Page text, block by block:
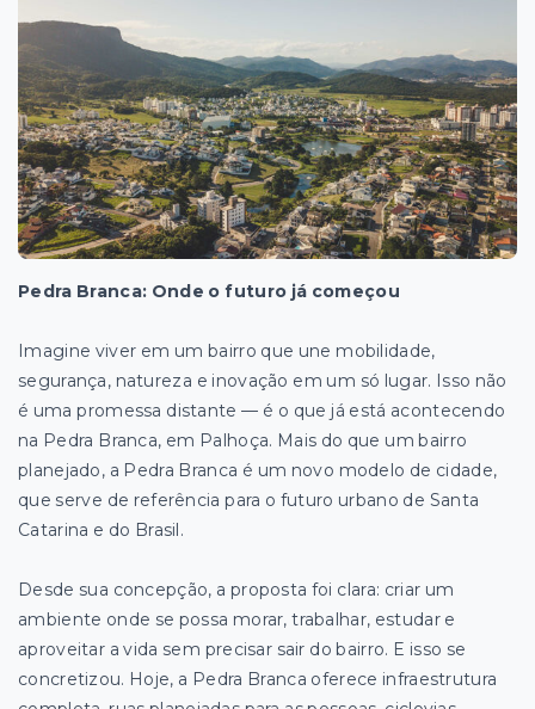
Pedra Branca: Onde o futuro já começou
Imagine viver em um bairro que une mobilidade,
segurança, natureza e inovação em um só lugar. Isso não
é uma promessa distante — é o que já está acontecendo
na Pedra Branca, em Palhoça. Mais do que um bairro
planejado, a Pedra Branca é um novo modelo de cidade,
que serve de referência para o futuro urbano de Santa
Catarina e do Brasil.
Desde sua concepção, a proposta foi clara: criar um
ambiente onde se possa morar, trabalhar, estudar e
aproveitar a vida sem precisar sair do bairro. E isso se
concretizou. Hoje, a Pedra Branca oferece infraestrutura